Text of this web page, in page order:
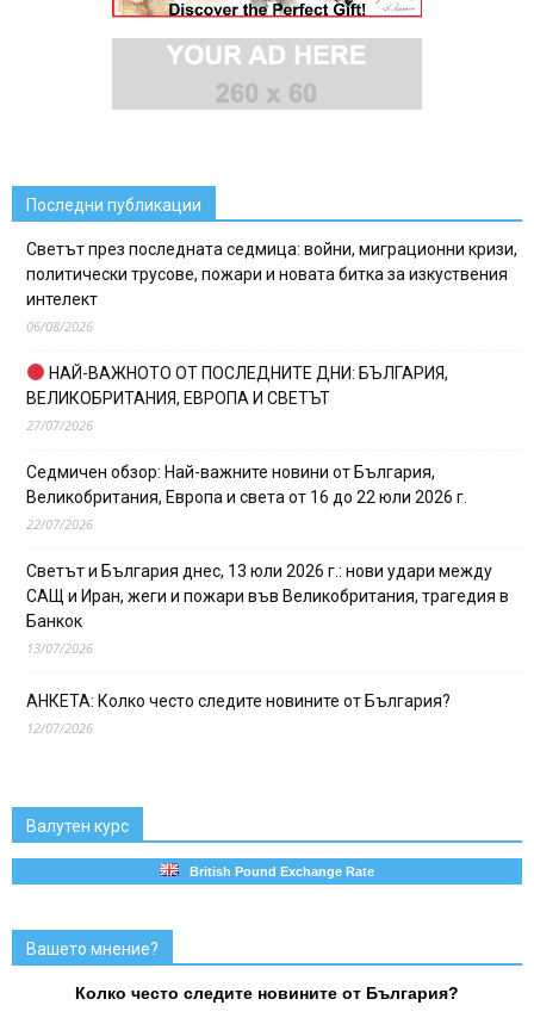
Последни публикации
Светът през последната седмица: войни, миграционни кризи,
политически трусове, пожари и новата битка за изкуствения
интелект
06/08/2026
НАЙ-ВАЖНОТО ОТ ПОСЛЕДНИТЕ ДНИ: БЪЛГАРИЯ,
ВЕЛИКОБРИТАНИЯ, ЕВРОПА И СВЕТЪТ
27/07/2026
Седмичен обзор: Най-важните новини от България,
Великобритания, Европа и света от 16 до 22 юли 2026 г.
22/07/2026
Светът и България днес, 13 юли 2026 г.: нови удари между
САЩ и Иран, жеги и пожари във Великобритания, трагедия в
Банкок
13/07/2026
АНКЕТА: Колко често следите новините от България?
12/07/2026
Валутен курс
British Pound Exchange Rate
Вашето мнение?
Колко често следите новините от България?